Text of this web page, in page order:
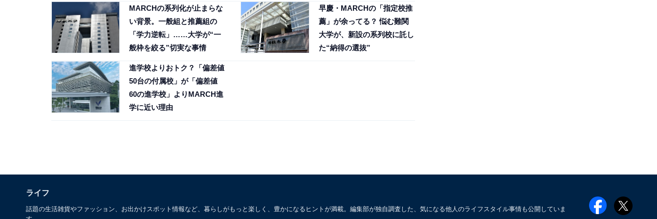
MARCHの系列化が止まらな
い背景。一般組と推薦組の
「学力逆転」……大学が“一
般枠を絞る”切実な事情
早慶・MARCHの「指定校推
薦」が余ってる？ 悩む難関
大学が、新設の系列校に託し
た“納得の選抜”
進学校よりおトク？「偏差値
50台の付属校」が「偏差値
60の進学校」よりMARCH進
学に近い理由
ライフ
話題の生活雑貨やファッション、お出かけスポット情報など、暮らしがもっと楽しく、豊かになるヒントが満載。編集部が独自調査した、気になる他人のライフスタイル事情も公開していま